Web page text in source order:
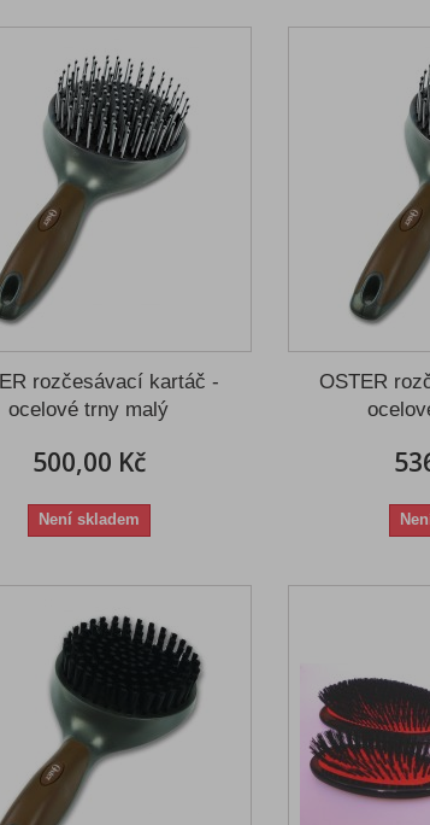
rozčesávací kartáč -
ocelové trny malý
500,00 Kč
Není skladem
OSTER